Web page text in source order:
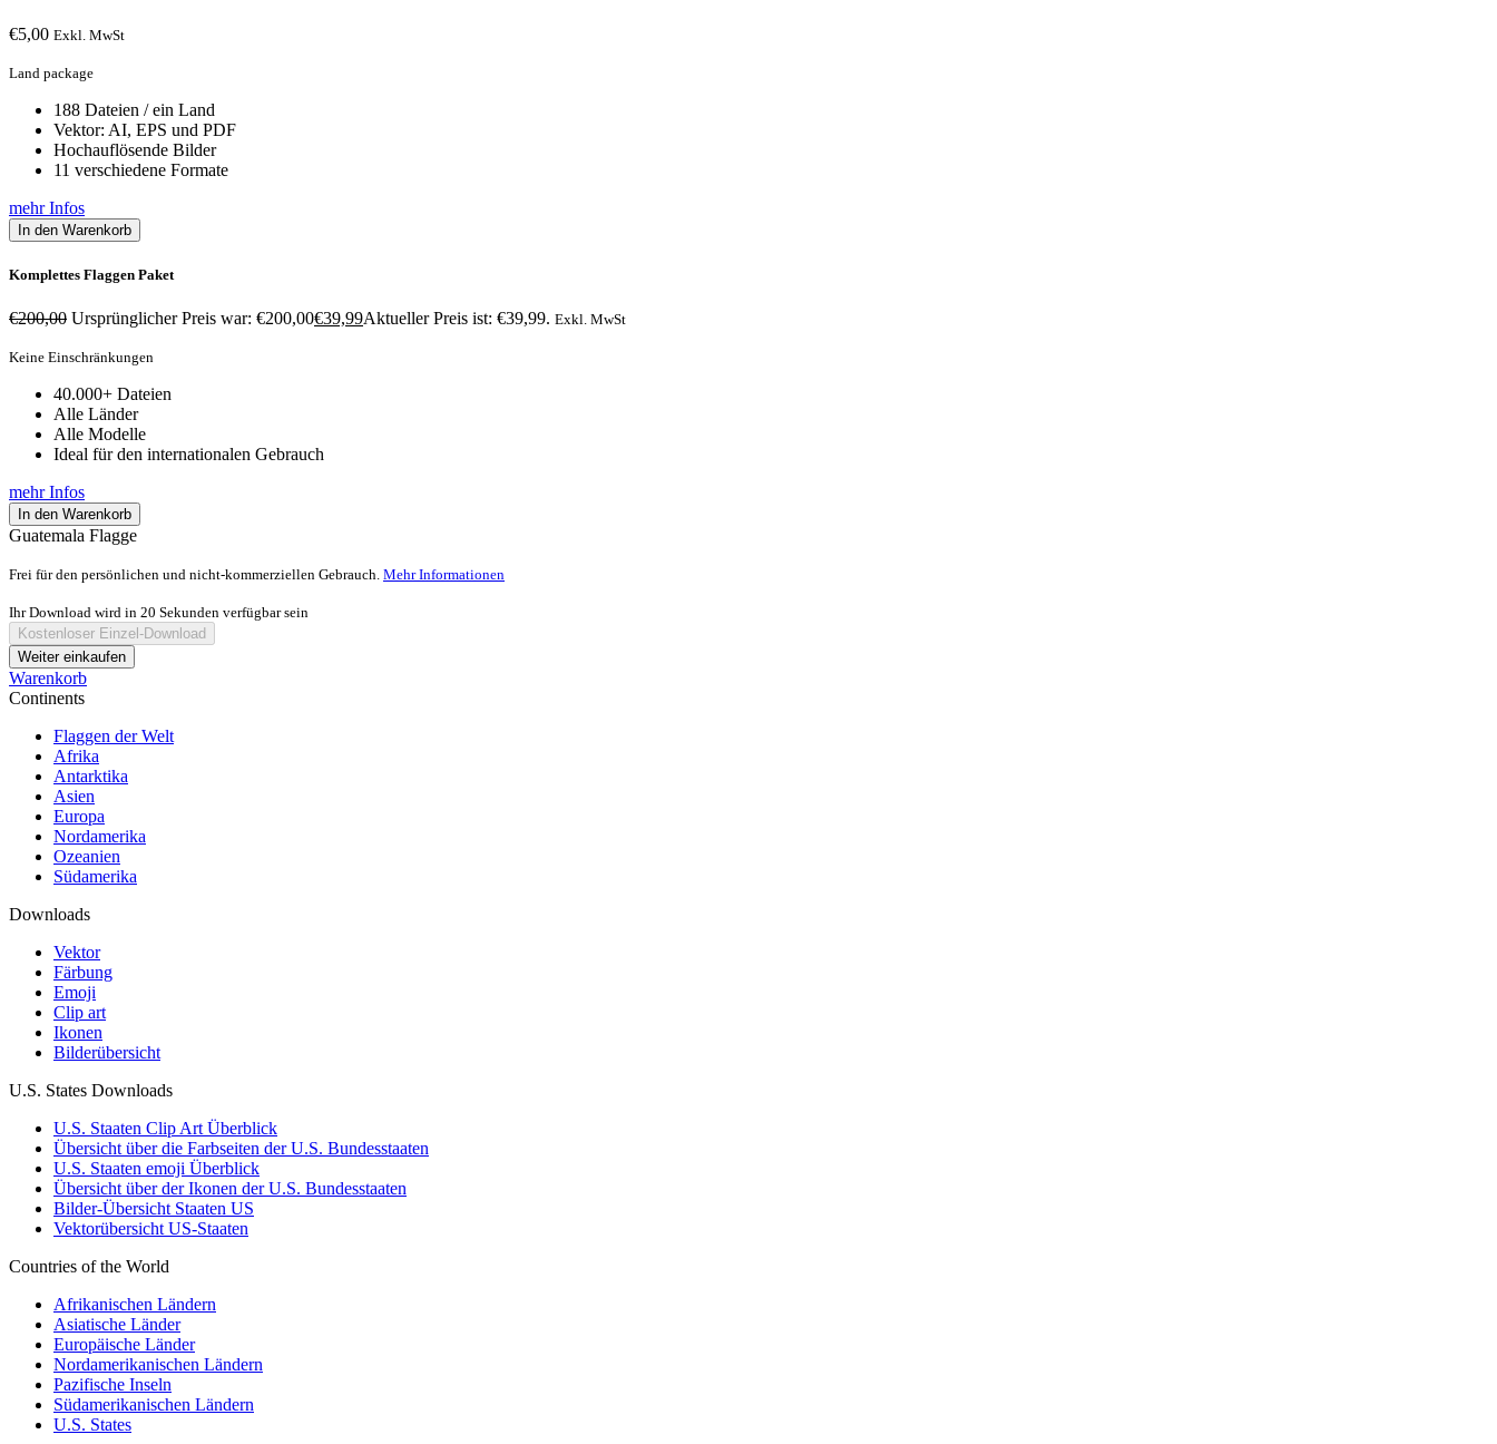
€5,00 Exkl. MwSt
Land package
188 Dateien / ein Land
Vektor: AI, EPS und PDF
Hochauflösende Bilder
11 verschiedene Formate
mehr Infos
In den Warenkorb
Komplettes Flaggen Paket
€200,00 Ursprünglicher Preis war: €200,00€39,99Aktueller Preis ist: €39,99. Exkl. MwSt
Keine Einschränkungen
40.000+ Dateien
Alle Länder
Alle Modelle
Ideal für den internationalen Gebrauch
mehr Infos
In den Warenkorb
Guatemala Flagge
Frei für den persönlichen und nicht-kommerziellen Gebrauch. Mehr Informationen
Ihr Download wird in 20 Sekunden verfügbar sein
Kostenloser Einzel-Download
Weiter einkaufen
Warenkorb
Continents
Flaggen der Welt
Afrika
Antarktika
Asien
Europa
Nordamerika
Ozeanien
Südamerika
Downloads
Vektor
Färbung
Emoji
Clip art
Ikonen
Bilderübersicht
U.S. States Downloads
U.S. Staaten Clip Art Überblick
Übersicht über die Farbseiten der U.S. Bundesstaaten
U.S. Staaten emoji Überblick
Übersicht über der Ikonen der U.S. Bundesstaaten
Bilder-Übersicht Staaten US
Vektorübersicht US-Staaten
Countries of the World
Afrikanischen Ländern
Asiatische Länder
Europäische Länder
Nordamerikanischen Ländern
Pazifische Inseln
Südamerikanischen Ländern
U.S. States